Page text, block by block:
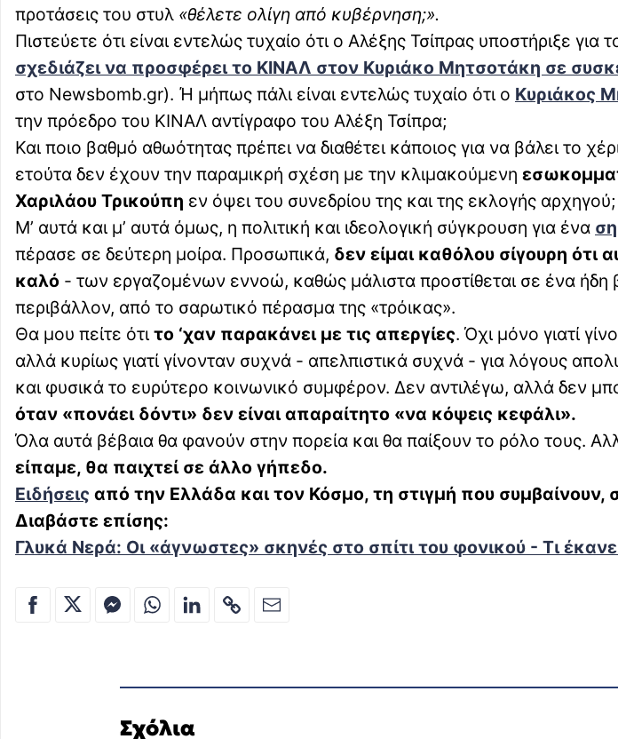
προτάσεις του στυλ «θέλετε ολίγη από κυβέρνηση;».
Πιστεύετε ότι είναι εντελώς τυχαίο ότι ο Αλέξης Τσίπρας υποστήριξε για
σχεδιάζει να προσφέρει το ΚΙΝΑΛ στον Κυριάκο Μητσοτάκη σε
στο Newsbomb.gr). Ή μήπως πάλι είναι εντελώς τυχαίο ότι ο Κυριάκος
την πρόεδρο του ΚΙΝΑΛ αντίγραφο του Αλέξη Τσίπρα;
Και ποιο βαθμό αθωότητας πρέπει να διαθέτει κάποιος για να βάλει το
ετούτα δεν έχουν την παραμικρή σχέση με την κλιμακούμενη
Χαριλάου Τρικούπη εν όψει του συνεδρίου της και της εκλογής αρχηγού;
Μ’ αυτά και μ’ αυτά όμως, η πολιτική και ιδεολογική σύγκρουση για ένα
πέρασε σε δεύτερη μοίρα. Προσωπικά, δεν είμαι καθόλου σίγουρη ότι
καλό - των εργαζομένων εννοώ, καθώς μάλιστα προστίθεται σε ένα ήδη
περιβάλλον, από το σαρωτικό πέρασμα της «τρόικας».
Θα μου πείτε ότι το ‘χαν παρακάνει με τις απεργίες. Όχι μόνο γιατί
αλλά κυρίως γιατί γίνονταν συχνά - απελπιστικά συχνά - για λόγους
και φυσικά το ευρύτερο κοινωνικό συμφέρον. Δεν αντιλέγω, αλλά δεν
όταν «πονάει δόντι» δεν είναι απαραίτητο «να κόψεις κεφάλι».
Όλα αυτά βέβαια θα φανούν στην πορεία και θα παίξουν το ρόλο τους.
είπαμε, θα παιχτεί σε άλλο γήπεδο.
Ειδήσεις από την Ελλάδα και τον Κόσμο, τη στιγμή που συμβαίνουν,
Διαβάστε επίσης:
Γλυκά Νερά: Οι «άγνωστες» σκηνές στο σπίτι του φονικού - Τι
Σχόλια